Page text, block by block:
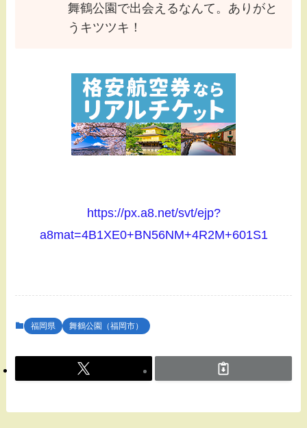
舞鶴公園で出会えるなんて。ありがと
うキツツキ！
https://px.a8.net/svt/ejp?
a8mat=4B1XE0+BN56NM+4R2M+601S1
福岡県 舞鶴公園（福岡市）